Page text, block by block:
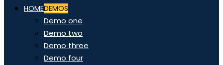
HOMEDEMOS
Demo one
Demo two
Demo three
Demo four